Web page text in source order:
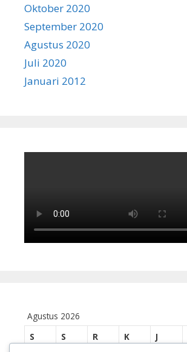
Oktober 2020
September 2020
Agustus 2020
Juli 2020
Januari 2012
Agustus 2026
S
S R K J